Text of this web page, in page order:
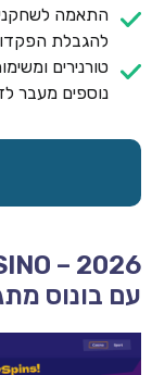
התאמה
להגבלת
טורנירים
נוספים מעבר
עם בונוס